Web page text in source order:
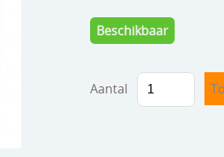
Beschikbaar
Aantal